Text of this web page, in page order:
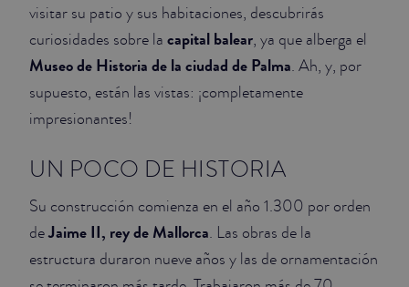
visitar su patio y sus habitaciones, descubrirás
curiosidades sobre la capital balear, ya que alberga el
Museo de Historia de la ciudad de Palma. Ah, y, por
supuesto, están las vistas: ¡completamente
impresionantes!
UN POCO DE HISTORIA
Su construcción comienza en el año 1.300 por orden
deJaime II, rey de Mallorca. Las obras de la
estructura duraron nueve años y las de ornamentación